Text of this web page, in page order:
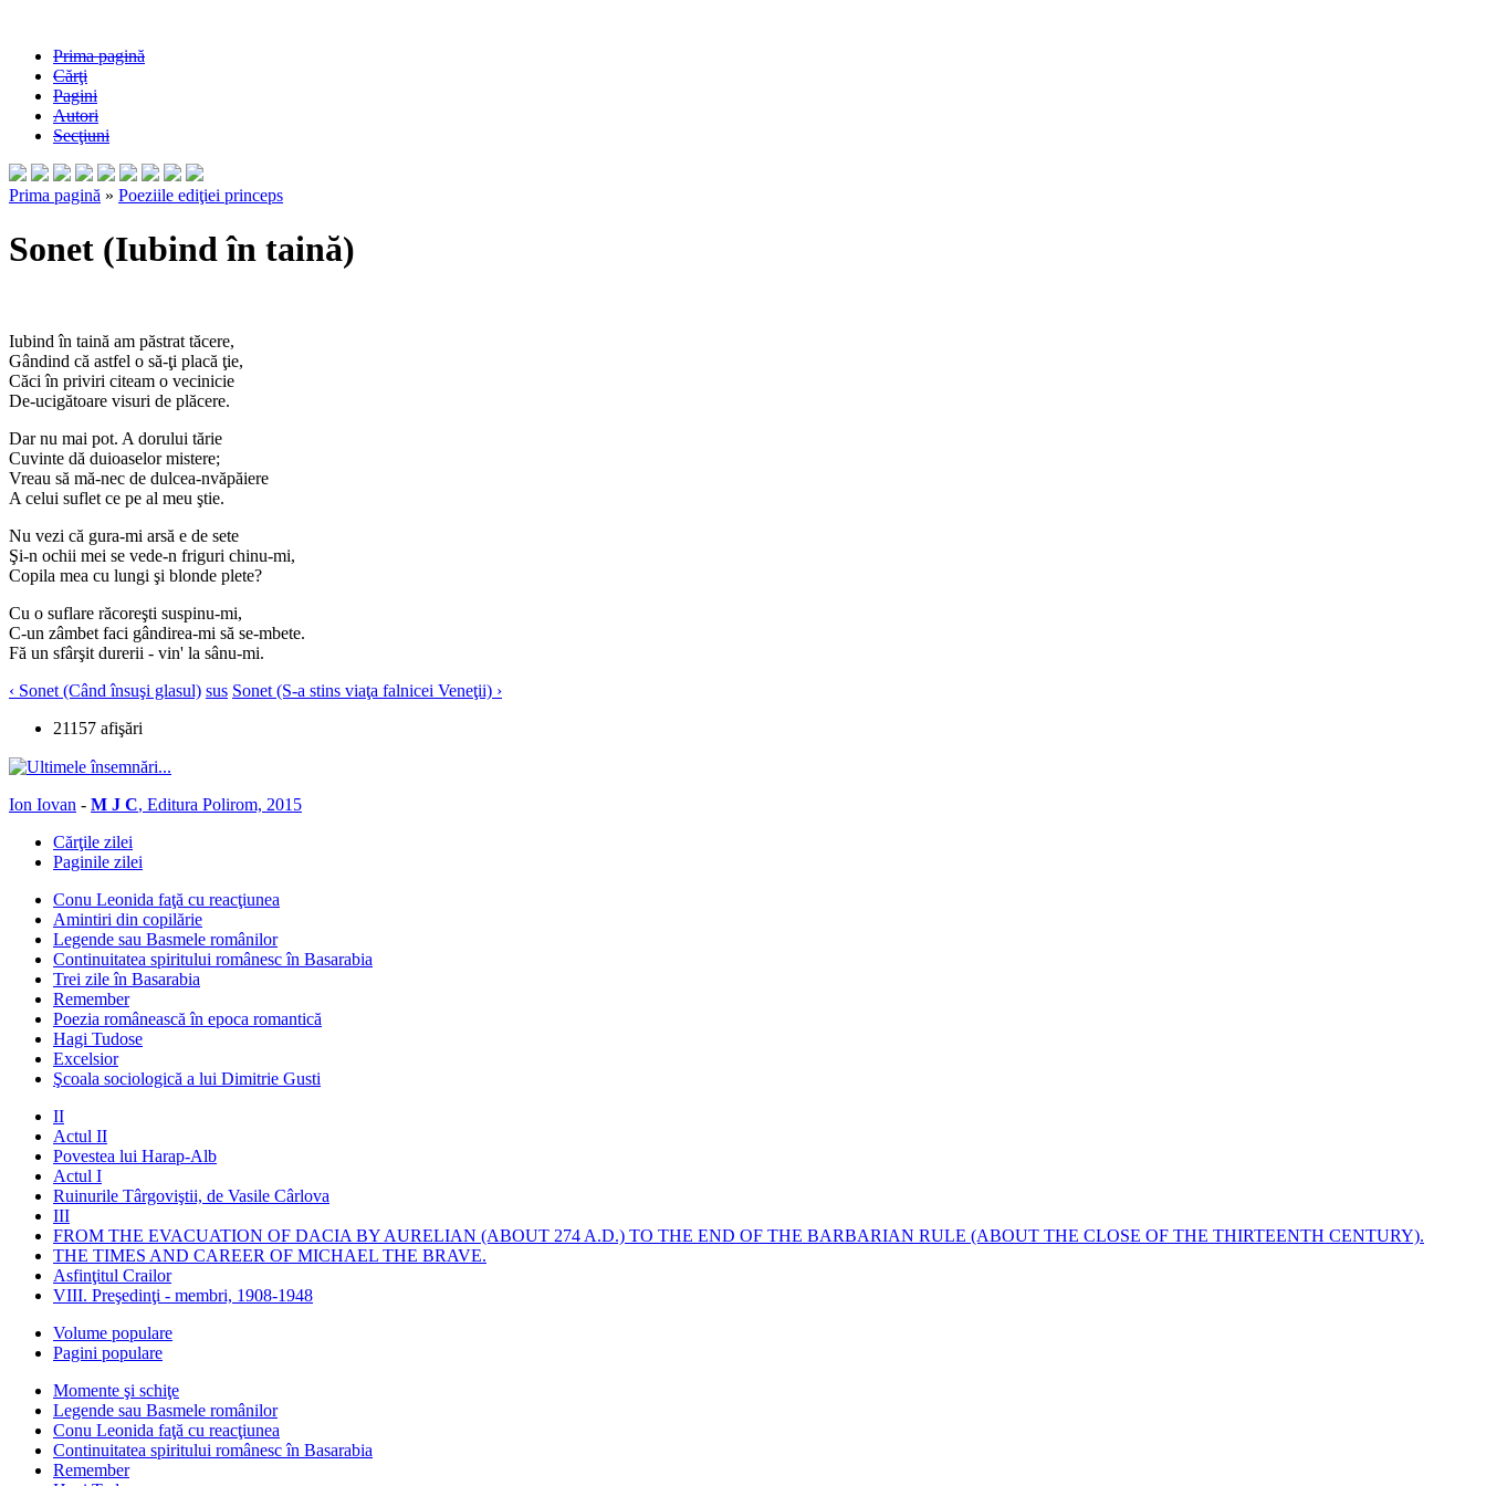
Prima pagină
Cărţi
Pagini
Autori
Secţiuni
Prima pagină » Poeziile ediţiei princeps
Sonet (Iubind în taină)
Iubind în taină am păstrat tăcere,
Gândind că astfel o să-ţi placă ţie,
Căci în priviri citeam o vecinicie
De-ucigătoare visuri de plăcere.
Dar nu mai pot. A dorului tărie
Cuvinte dă duioaselor mistere;
Vreau să mă-nec de dulcea-nvăpăiere
A celui suflet ce pe al meu ştie.
Nu vezi că gura-mi arsă e de sete
Şi-n ochii mei se vede-n friguri chinu-mi,
Copila mea cu lungi şi blonde plete?
Cu o suflare răcoreşti suspinu-mi,
C-un zâmbet faci gândirea-mi să se-mbete.
Fă un sfârşit durerii - vin' la sânu-mi.
‹ Sonet (Când însuşi glasul) sus Sonet (S-a stins viaţa falnicei Veneţii) ›
21157 afişări
Ion Iovan - M J C, Editura Polirom, 2015
Cărţile zilei
Paginile zilei
Conu Leonida faţă cu reacţiunea
Amintiri din copilărie
Legende sau Basmele românilor
Continuitatea spiritului românesc în Basarabia
Trei zile în Basarabia
Remember
Poezia românească în epoca romantică
Hagi Tudose
Excelsior
Şcoala sociologică a lui Dimitrie Gusti
II
Actul II
Povestea lui Harap-Alb
Actul I
Ruinurile Târgoviştii, de Vasile Cârlova
III
FROM THE EVACUATION OF DACIA BY AURELIAN (ABOUT 274 A.D.) TO THE END OF THE BARBARIAN RULE (ABOUT THE CLOSE OF THE THIRTEENTH CENTURY).
THE TIMES AND CAREER OF MICHAEL THE BRAVE.
Asfinţitul Crailor
VIII. Preşedinţi - membri, 1908-1948
Volume populare
Pagini populare
Momente şi schiţe
Legende sau Basmele românilor
Conu Leonida faţă cu reacţiunea
Continuitatea spiritului românesc în Basarabia
Remember